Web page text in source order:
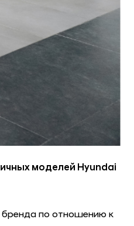
моделей Hyundai
бренда по отношению к